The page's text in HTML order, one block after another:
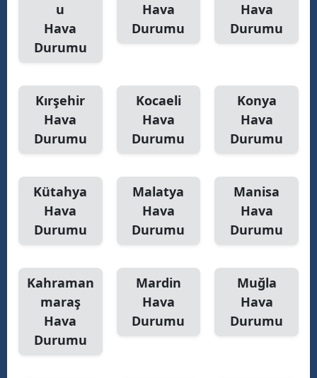
u
Hava
Durumu
Hava
Durumu
Hava
Durumu
Kırşehir
Hava
Durumu
Kocaeli
Hava
Durumu
Konya
Hava
Durumu
Kütahya
Hava
Durumu
Malatya
Hava
Durumu
Manisa
Hava
Durumu
Kahraman
maraş
Hava
Durumu
Mardin
Hava
Durumu
Muğla
Hava
Durumu